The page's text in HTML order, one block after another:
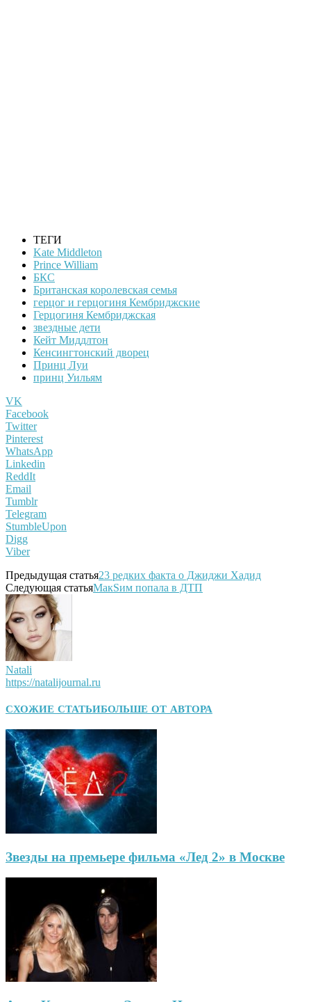
ТЕГИ
Kate Middleton
Prince William
БКС
Британская королевская семья
герцог и герцогиня Кембриджские
Герцогиня Кембриджская
звездные дети
Кейт Миддлтон
Кенсингтонский дворец
Принц Луи
принц Уильям
VK
Facebook
Twitter
Pinterest
WhatsApp
Linkedin
ReddIt
Email
Tumblr
Telegram
StumbleUpon
Digg
Viber
Предыдущая статья23 редких факта о Джиджи Хадид
Следующая статьяМакSим попала в ДТП
Natali
https://natalijournal.ru
СХОЖИЕ СТАТЬИБОЛЬШЕ ОТ АВТОРА
Звезды на премьере фильма «Лед 2» в Москве